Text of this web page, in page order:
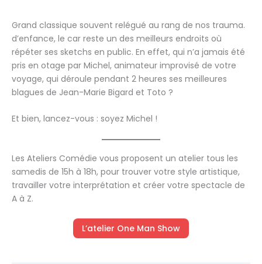
Grand classique souvent relégué au rang de nos trauma.
d’enfance, le car reste un des meilleurs endroits où
répéter ses sketchs en public. En effet, qui n’a jamais été
pris en otage par Michel, animateur improvisé de votre
voyage, qui déroule pendant 2 heures ses meilleures
blagues de Jean-Marie Bigard et Toto ?
Et bien, lancez-vous : soyez Michel !
Les Ateliers Comédie vous proposent un atelier tous les
samedis de 15h à 18h, pour trouver votre style artistique,
travailler votre interprétation et créer votre spectacle de
A à Z.
L’atelier One Man Show